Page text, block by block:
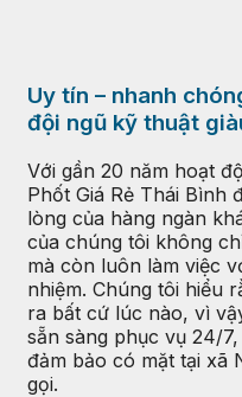
Uy tín – nhanh
đội ngũ kỹ thuật
Với gần 20 năm hoạt
Phốt Giá Rẻ Thái Bình
lòng của hàng ngàn
của chúng tôi không
mà còn luôn làm việc
nhiệm. Chúng tôi hiểu
ra bất cứ lúc nào, vì
sẵn sàng phục vụ 24/
đảm bảo có mặt tại xã
gọi.